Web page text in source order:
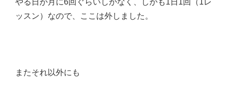
やる日が月に6回ぐらいしかなく、しかも1日1回（1レ
ッスン）なので、ここは外しました。
またそれ以外にも